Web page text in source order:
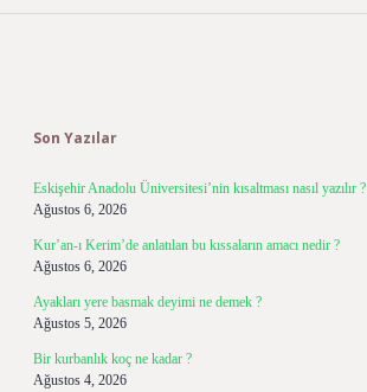
Son Yazılar
Eskişehir Anadolu Üniversitesi’nin kısaltması nasıl yazılır ?
Ağustos 6, 2026
Kur’an-ı Kerim’de anlatılan bu kıssaların amacı nedir ?
Ağustos 6, 2026
Ayakları yere basmak deyimi ne demek ?
Ağustos 5, 2026
Bir kurbanlık koç ne kadar ?
Ağustos 4, 2026